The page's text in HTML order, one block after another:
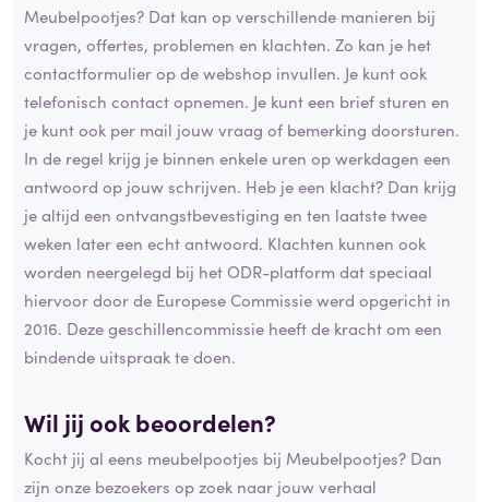
Meubelpootjes? Dat kan op verschillende manieren bij
vragen, offertes, problemen en klachten. Zo kan je het
contactformulier op de webshop invullen. Je kunt ook
telefonisch contact opnemen. Je kunt een brief sturen en
je kunt ook per mail jouw vraag of bemerking doorsturen.
In de regel krijg je binnen enkele uren op werkdagen een
antwoord op jouw schrijven. Heb je een klacht? Dan krijg
je altijd een ontvangstbevestiging en ten laatste twee
weken later een echt antwoord. Klachten kunnen ook
worden neergelegd bij het ODR-platform dat speciaal
hiervoor door de Europese Commissie werd opgericht in
2016. Deze geschillencommissie heeft de kracht om een
bindende uitspraak te doen.
Wil jij ook beoordelen?
Kocht jij al eens meubelpootjes bij Meubelpootjes? Dan
zijn onze bezoekers op zoek naar jouw verhaal